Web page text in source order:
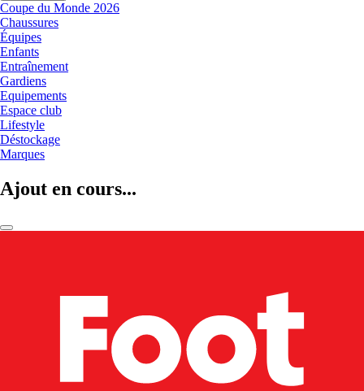
Coupe du Monde 2026
Chaussures
Équipes
Enfants
Entraînement
Gardiens
Equipements
Espace club
Lifestyle
Déstockage
Marques
Ajout en cours...